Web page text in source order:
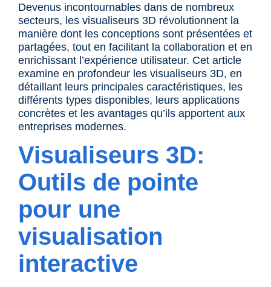
Devenus incontournables dans de nombreux
secteurs, les visualiseurs 3D révolutionnent la
manière dont les conceptions sont présentées et
partagées, tout en facilitant la collaboration et en
enrichissant l’expérience utilisateur. Cet article
examine en profondeur les visualiseurs 3D, en
détaillant leurs principales caractéristiques, les
différents types disponibles, leurs applications
concrètes et les avantages qu’ils apportent aux
entreprises modernes.
Visualiseurs 3D:
Outils de pointe
pour une
visualisation
interactive